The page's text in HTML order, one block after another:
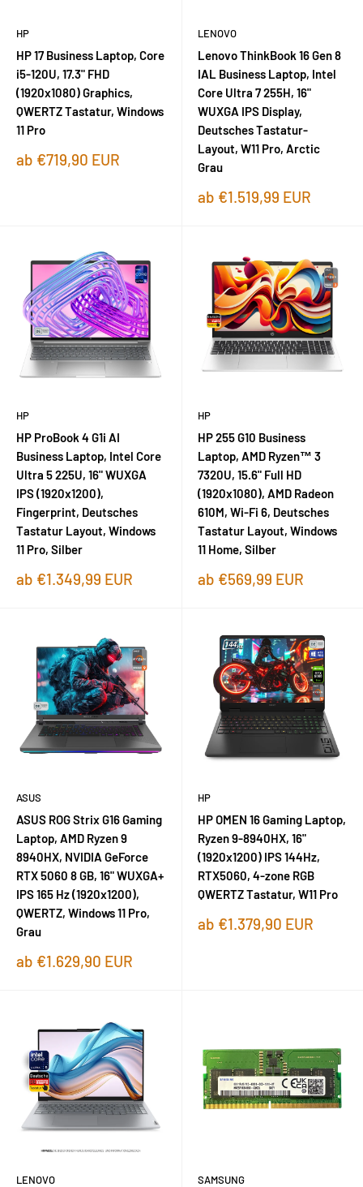
HP
HP 17 Business Laptop, Core
i5-120U, 17.3" FHD
(1920x1080) Graphics,
QWERTZ Tastatur, Windows
11 Pro
Sonderpreis
ab €719,90 EUR
LENOVO
Lenovo ThinkBook 16 Gen 8
IAL Business Laptop, Intel
Core Ultra 7 255H, 16"
WUXGA IPS Display,
Deutsches Tastatur-
Layout, W11 Pro, Arctic
Grau
Sonderpreis
ab €1.519,99 EUR
HP
HP ProBook 4 G1i AI
Business Laptop, Intel Core
Ultra 5 225U, 16" WUXGA
IPS (1920x1200),
Fingerprint, Deutsches
Tastatur Layout, Windows
11 Pro, Silber
Sonderpreis
ab €1.349,99 EUR
HP
HP 255 G10 Business
Laptop, AMD Ryzen™ 3
7320U, 15.6" Full HD
(1920x1080), AMD Radeon
610M, Wi-Fi 6, Deutsches
Tastatur Layout, Windows
11 Home, Silber
Sonderpreis
ab €569,99 EUR
ASUS
ASUS ROG Strix G16 Gaming
Laptop, AMD Ryzen 9
8940HX, NVIDIA GeForce
RTX 5060 8 GB, 16" WUXGA+
IPS 165 Hz (1920x1200),
QWERTZ, Windows 11 Pro,
Grau
Sonderpreis
ab €1.629,90 EUR
HP
HP OMEN 16 Gaming Laptop,
Ryzen 9-8940HX, 16"
(1920x1200) IPS 144Hz,
RTX5060, 4-zone RGB
QWERTZ Tastatur, W11 Pro
Sonderpreis
ab €1.379,90 EUR
LENOVO SAMSUNG